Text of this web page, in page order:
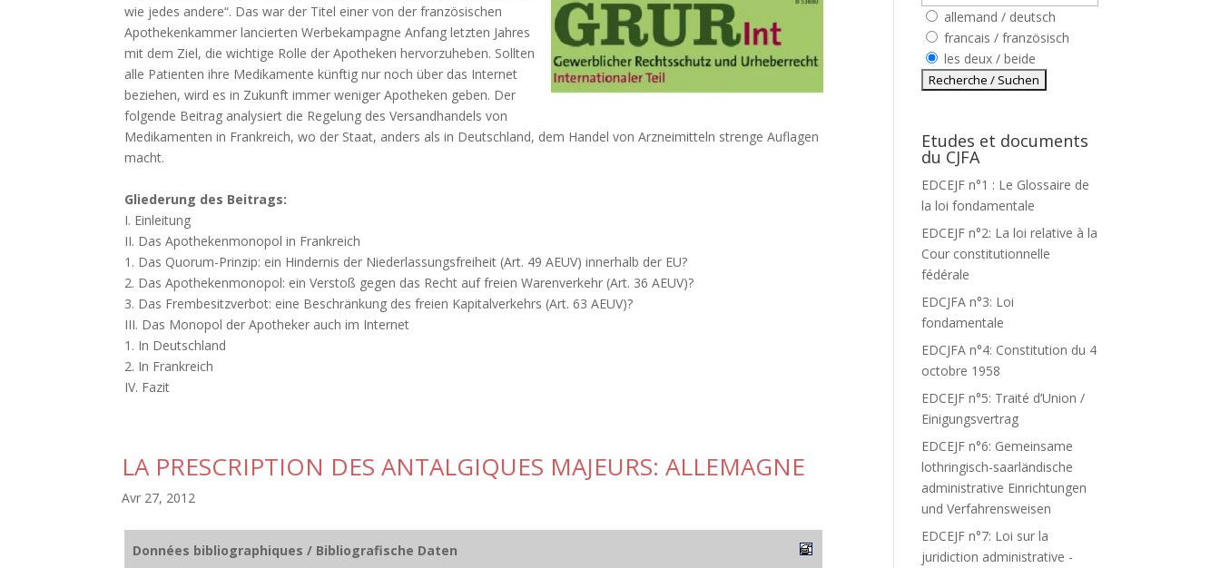
wie jedes andere“. Das war der Titel einer von der französischen
Apothekenkammer lancierten Werbekampagne Anfang letzten Jahres
mit dem Ziel, die wichtige Rolle der Apotheken hervorzuheben. Sollten
alle Patienten ihre Medikamente künftig nur noch über das Internet
beziehen, wird es in Zukunft immer weniger Apotheken geben. Der
folgende Beitrag analysiert die Regelung des Versandhandels von
Medikamenten in Frankreich, wo der Staat, anders als in Deutschland, dem Handel von Arzneimitteln strenge Auflagen
macht.
Gliederung des Beitrags:
I. Einleitung
II. Das Apothekenmonopol in Frankreich
1. Das Quorum-Prinzip: ein Hindernis der Niederlassungsfreiheit (Art. 49 AEUV) innerhalb der EU?
2. Das Apothekenmonopol: ein Verstoß gegen das Recht auf freien Warenverkehr (Art. 36 AEUV)?
3. Das Frembesitzverbot: eine Beschränkung des freien Kapitalverkehrs (Art. 63 AEUV)?
III. Das Monopol der Apotheker auch im Internet
1. In Deutschland
2. In Frankreich
IV. Fazit
LA PRESCRIPTION DES ANTALGIQUES MAJEURS: ALLEMAGNE
Avr 27, 2012
Données bibliographiques / Bibliografische Daten
allemand / deutsch
francais / französisch
les deux / beide
Etudes et documents
du CJFA
EDCEJF n°1 : Le Glossaire de
la loi fondamentale
EDCEJF n°2: La loi relative à la
Cour constitutionnelle
fédérale
EDCJFA n°3: Loi
fondamentale
EDCJFA n°4: Constitution du 4
octobre 1958
EDCEJF n°5: Traité d’Union /
Einigungsvertrag
EDCEJF n°6: Gemeinsame
lothringisch-saarländische
administrative Einrichtungen
und Verfahrensweisen
EDCEJF n°7: Loi sur la
juridiction administrative -